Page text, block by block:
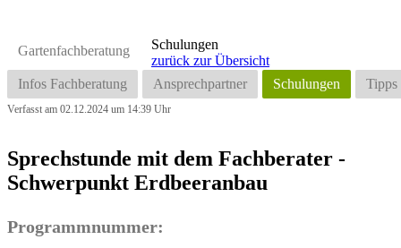
Gartenfachberatung
Infos Fachberatung Ansprechpartner Schulungen Tipps
Schulungen
zurück zur Übersicht
Verfasst am 02.12.2024 um 14:39 Uhr
Sprechstunde mit dem Fachberater -
Schwerpunkt Erdbeeranbau
Programmnummer: